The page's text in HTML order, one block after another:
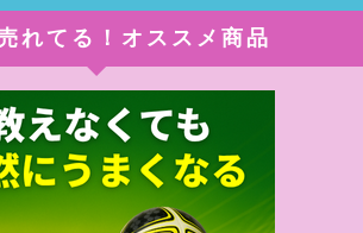
れてる！オススメ商品